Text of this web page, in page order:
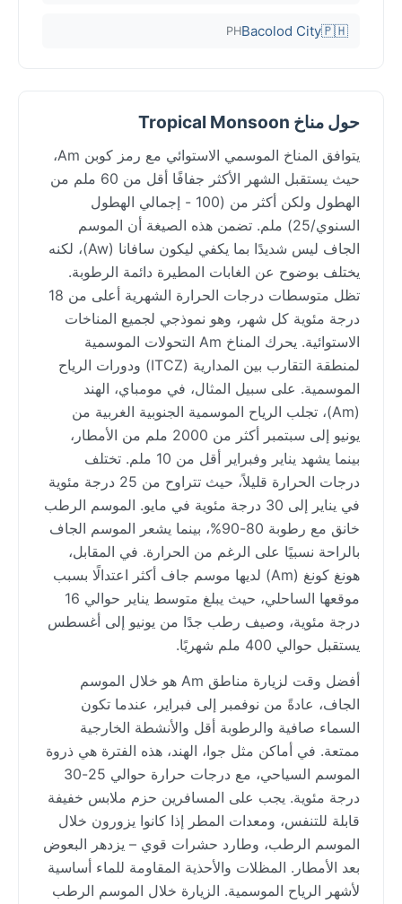
🇵🇭
Bacolod City
PH
حول مناخ Tropical Monsoon
يتوافق المناخ الموسمي الاستوائي مع رمز كوبن Am،
حيث يستقبل الشهر الأكثر جفافًا أقل من 60 ملم من
الهطول ولكن أكثر من (100 - إجمالي الهطول
السنوي/25) ملم. تضمن هذه الصيغة أن الموسم
الجاف ليس شديدًا بما يكفي ليكون سافانا (Aw)، لكنه
يختلف بوضوح عن الغابات المطيرة دائمة الرطوبة.
تظل متوسطات درجات الحرارة الشهرية أعلى من 18
درجة مئوية كل شهر، وهو نموذجي لجميع المناخات
الاستوائية. يحرك المناخ Am التحولات الموسمية
لمنطقة التقارب بين المدارية (ITCZ) ودورات الرياح
الموسمية. على سبيل المثال، في مومباي، الهند
(Am)، تجلب الرياح الموسمية الجنوبية الغربية من
يونيو إلى سبتمبر أكثر من 2000 ملم من الأمطار،
بينما يشهد يناير وفبراير أقل من 10 ملم. تختلف
درجات الحرارة قليلاً، حيث تتراوح من 25 درجة مئوية
في يناير إلى 30 درجة مئوية في مايو. الموسم الرطب
خانق مع رطوبة 80-90%، بينما يشعر الموسم الجاف
بالراحة نسبيًا على الرغم من الحرارة. في المقابل،
هونغ كونغ (Am) لديها موسم جاف أكثر اعتدالًا بسبب
موقعها الساحلي، حيث يبلغ متوسط يناير حوالي 16
درجة مئوية، وصيف رطب جدًا من يونيو إلى أغسطس
يستقبل حوالي 400 ملم شهريًا.
أفضل وقت لزيارة مناطق Am هو خلال الموسم
الجاف، عادةً من نوفمبر إلى فبراير، عندما تكون
السماء صافية والرطوبة أقل والأنشطة الخارجية
ممتعة. في أماكن مثل جوا، الهند، هذه الفترة هي ذروة
الموسم السياحي، مع درجات حرارة حوالي 25-30
درجة مئوية. يجب على المسافرين حزم ملابس خفيفة
قابلة للتنفس، ومعدات المطر إذا كانوا يزورون خلال
الموسم الرطب، وطارد حشرات قوي – يزدهر البعوض
بعد الأمطار. المظلات والأحذية المقاومة للماء أساسية
لأشهر الرياح الموسمية. الزيارة خلال الموسم الرطب